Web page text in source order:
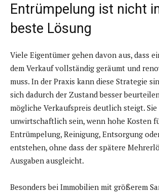
Entrümpelung ist nicht
beste Lösung
Viele Eigentümer gehen davon aus, dass
dem Verkauf vollständig geräumt und
muss. In der Praxis kann diese Strategie
sich dadurch der Zustand besser
mögliche Verkaufspreis deutlich steigt.
unwirtschaftlich sein, wenn hohe Kosten
Entrümpelung, Reinigung, Entsorgung
entstehen, ohne dass der spätere
Ausgaben ausgleicht.
Besonders bei Immobilien mit größerem